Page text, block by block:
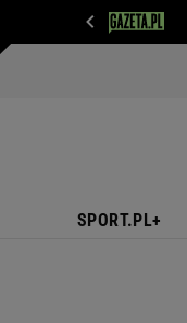
SPORT.PL+